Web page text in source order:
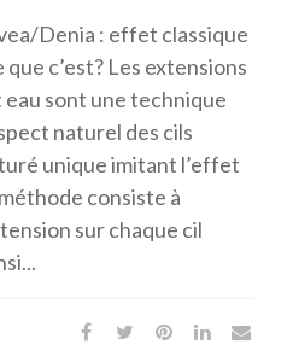
Denia : effet classique
c’est? Les extensions
sont une technique
naturel des cils
unique imitant l’effet
consiste à
sur chaque cil